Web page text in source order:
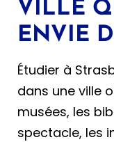
VILLE
ENVIE
Étudier à
dans une ville
musées, les
spectacle, les